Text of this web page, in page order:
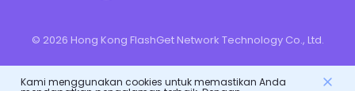
© 2026 Hong Kong FlashGet Network Technology Co., Ltd.
Kami menggunakan cookies untuk memastikan Anda